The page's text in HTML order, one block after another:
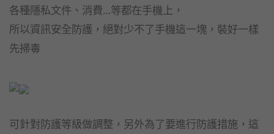
各種隱私文件、消費…等都在手機上，
所以資訊安全防護，絕對少不了手機這一塊，裝好一樣
先掃毒
可針對防護等級做調整，另外為了要進行防護措施，這